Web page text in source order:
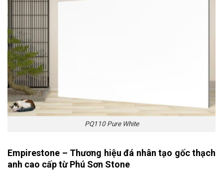
PQ110 Pure White
Empirestone – Thương hiệu đá nhân tạo gốc thạch
anh cao cấp từ Phú Sơn Stone